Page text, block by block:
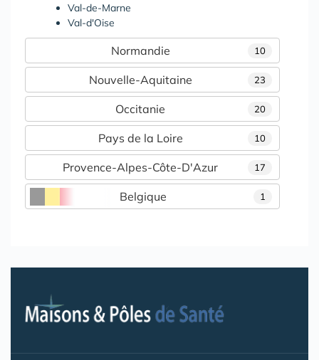
Val-de-Marne
Val-d'Oise
10
Normandie
23
Nouvelle-Aquitaine
20
Occitanie
10
Pays de la Loire
17
Provence-Alpes-Côte-D'Azur
Belgique 1